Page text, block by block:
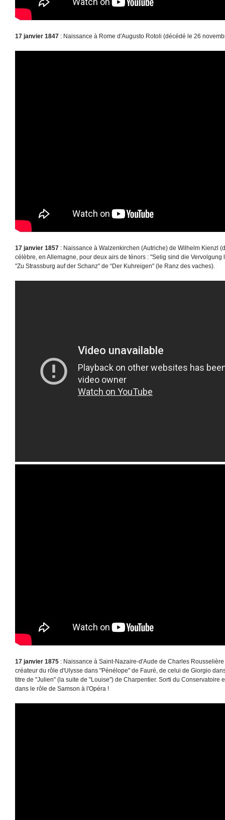
17 janvier 1847 : Naissance à Rome d'Augusto Rotoli (décédé le 26
17 janvier 1857 : Naissance à Walzenkirchen (Autriche) de Wilhelm Kienzl
célèbre, en Allemagne, pour deux airs de ténors : "Selig sind die
"Zu Strassburg auf der Schanz" de “Der Kuhreigen" (le Ranz des vaches).
17 janvier 1875 : Naissance à Saint-Nazaire-d'Aude de Charles
créateur du rôle d'Ulysse dans "Pénélope" de Fauré, de celui de Giorgio
titre de "Julien" (la suite de "Louise") de Charpentier. Sorti du Conservatoire
dans le rôle de Samson à l'Opéra !